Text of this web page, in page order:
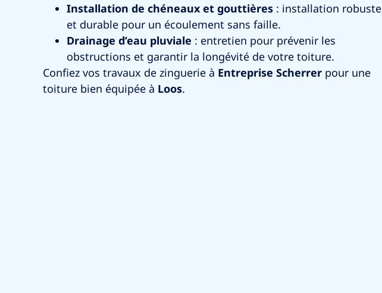
Installation de chéneaux et gouttières : installation robuste
et durable pour un écoulement sans faille.
Drainage d’eau pluviale : entretien pour prévenir les
obstructions et garantir la longévité de votre toiture.
Confiez vos travaux de zinguerie à Entreprise Scherrer pour une
toiture bien équipée à Loos.